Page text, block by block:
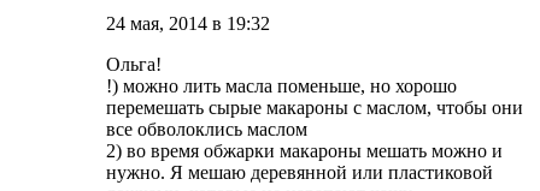
24 мая, 2014 в 19:32
Ольга!
!) можно лить масла поменьше, но хорошо
перемешать сырые макароны с маслом, чтобы они
все обволоклись маслом
2) во время обжарки макароны мешать можно и
нужно. Я мешаю деревянной или пластиковой